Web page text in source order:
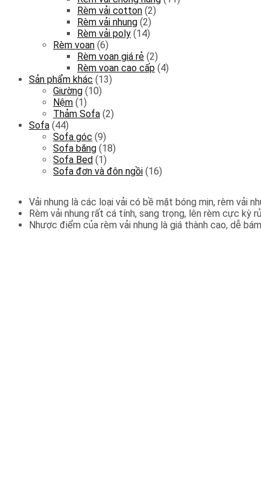
Rèm vải cotton (2)
Rèm vải nhung (2)
Rèm vải poly (14)
Rèm voan (6)
Rèm voan giá rẻ (2)
Rèm voan cao cấp (4)
Sản phẩm khác (13)
Giường (10)
Nệm (1)
Thảm Sofa (2)
Sofa (44)
Sofa góc (9)
Sofa băng (18)
Sofa Bed (1)
Sofa đơn và đôn ngồi (16)
Vải nhung là các loại vải có bề mặt bóng mịn, rèm vải
Rèm vải nhung rất cá tính, sang trọng, lên rèm cực kỳ
Nhược điểm của rèm vải nhung là giá thành cao, dễ